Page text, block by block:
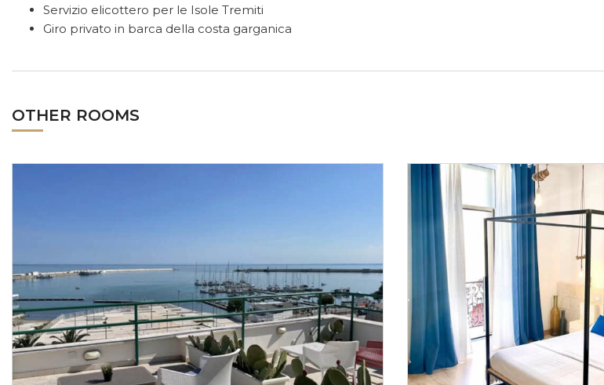
Servizio elicottero per le Isole Tremiti
Giro privato in barca della costa garganica
OTHER ROOMS